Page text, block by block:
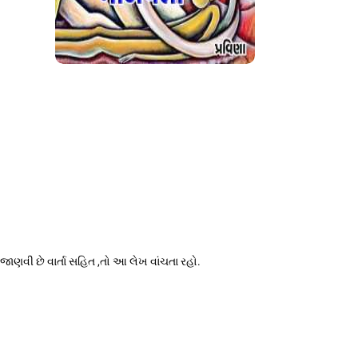
છે વાર્તા સહિત ,તો આ લેખ વાંચતા રહો.